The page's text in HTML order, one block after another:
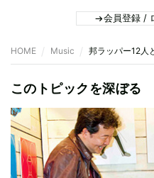
会員登録 /
HOME Music 邦ラッパー12人
このトピックを深ぼる